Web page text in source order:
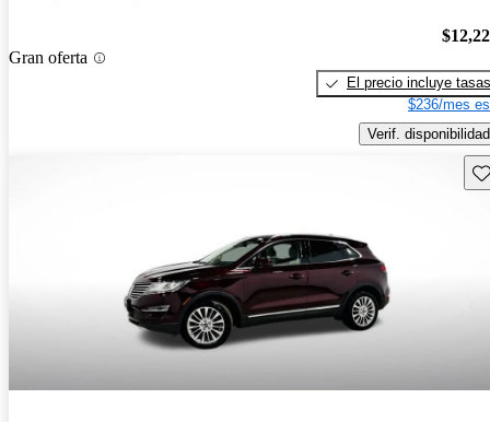
Gran oferta
El precio incluye tasas
$236/mes
Verif. disponibilidad